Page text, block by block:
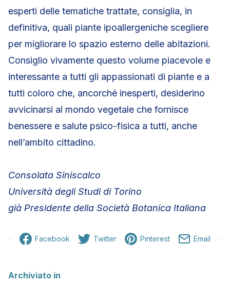
esperti delle tematiche trattate, consiglia, in
definitiva, quali piante ipoallergeniche scegliere
per migliorare lo spazio esterno delle abitazioni.
Consiglio vivamente questo volume piacevole e
interessante a tutti gli appassionati di piante e a
tutti coloro che, ancorché inesperti, desiderino
avvicinarsi al mondo vegetale che fornisce
benessere e salute psico-fisica a tutti, anche
nell’ambito cittadino.
Consolata Siniscalco
Università degli Studi di Torino
già Presidente della Società Botanica Italiana
Facebook Twitter Pinterest Email
Archiviato in